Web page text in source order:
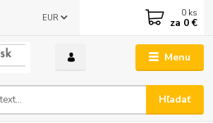
Menu
EUR
Hľadať
0 ks
za 0 €